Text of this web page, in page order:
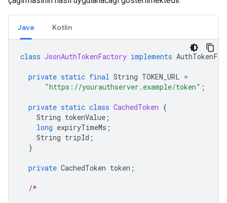
Java Kotlin
class JsonAuthTokenFactory implements
private static final String TOKEN_URL =
"https://yourauthserver.example/token" ;
private static class CachedToken {
String tokenValue ;
long expiryTimeMs ;
String tripId ;
}
private CachedToken token ;
/*